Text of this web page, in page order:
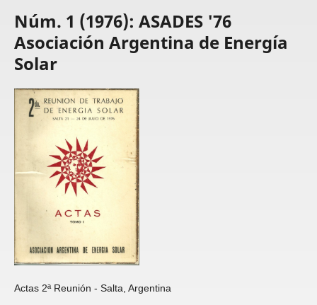
Núm. 1 (1976): ASADES '76
Asociación Argentina de Energía
Solar
Actas 2ª Reunión - Salta, Argentina